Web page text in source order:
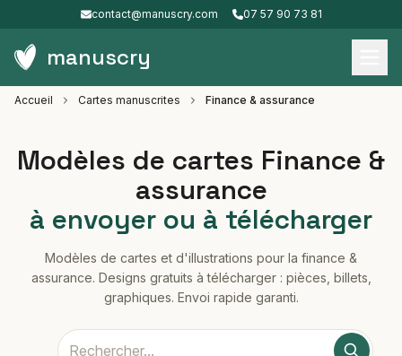
contact@manuscry.com 07 57 90 73 81
manuscry
Accueil Cartes manuscrites Finance & assurance
Modèles de cartes Finance &
assurance
à envoyer ou à télécharger
Modèles de cartes et d'illustrations pour la finance &
assurance. Designs gratuits à télécharger : pièces, billets,
graphiques. Envoi rapide garanti.